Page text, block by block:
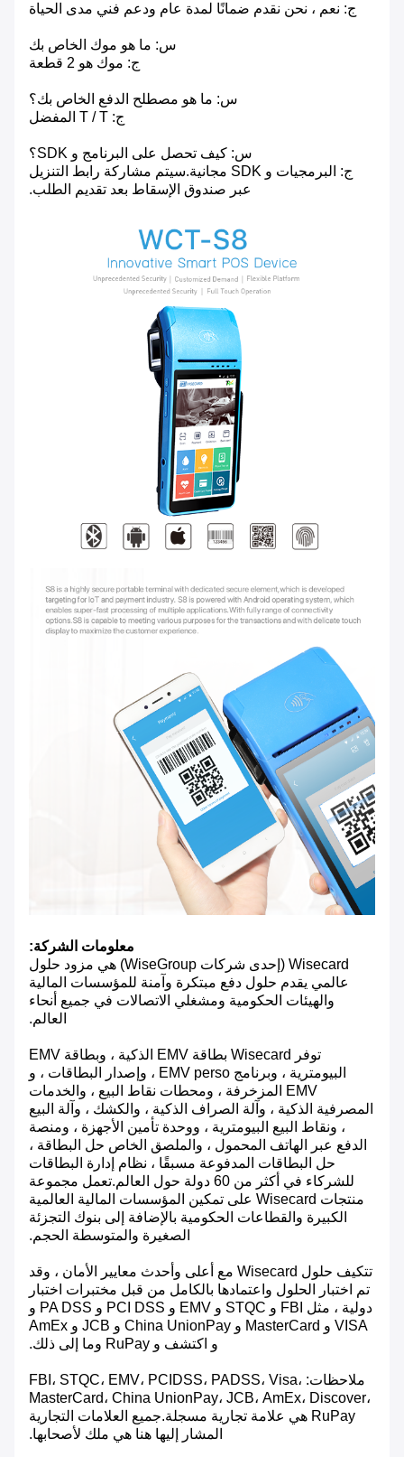
ج: نعم ، نحن نقدم ضمانًا لمدة عام ودعم فني مدى الحياة
س: ما هو موك الخاص بك
ج: موك هو 2 قطعة
س: ما هو مصطلح الدفع الخاص بك؟
ج: T / T المفضل
س: كيف تحصل على البرنامج و SDK؟
ج: البرمجيات و SDK مجانية.سيتم مشاركة رابط التنزيل
عبر صندوق الإسقاط بعد تقديم الطلب.
معلومات الشركة:
Wisecard (إحدى شركات WiseGroup) هي مزود حلول
عالمي يقدم حلول دفع مبتكرة وآمنة للمؤسسات المالية
والهيئات الحكومية ومشغلي الاتصالات في جميع أنحاء
العالم.
توفر Wisecard بطاقة EMV الذكية ، وبطاقة EMV
البيومترية ، وبرنامج EMV perso ، وإصدار البطاقات ، و
EMV المزخرفة ، ومحطات نقاط البيع ، والخدمات
المصرفية الذكية ، وآلة الصراف الذكية ، والكشك ، وآلة البيع
، ونقاط البيع البيومترية ، ووحدة تأمين الأجهزة ، ومنصة
الدفع عبر الهاتف المحمول ، والملصق الخاص حل البطاقة ،
حل البطاقات المدفوعة مسبقًا ، نظام إدارة البطاقات
للشركاء في أكثر من 60 دولة حول العالم.تعمل مجموعة
منتجات Wisecard على تمكين المؤسسات المالية العالمية
الكبيرة والقطاعات الحكومية بالإضافة إلى بنوك التجزئة
الصغيرة والمتوسطة الحجم.
تتكيف حلول Wisecard مع أعلى وأحدث معايير الأمان ، وقد
تم اختبار الحلول واعتمادها بالكامل من قبل مختبرات اختبار
دولية ، مثل FBI و STQC و EMV و PCI DSS و PA DSS و
VISA و MasterCard و China UnionPay و JCB و AmEx
و اكتشف و RuPay وما إلى ذلك.
ملاحظات: FBI، STQC، EMV، PCIDSS، PADSS، Visa،
MasterCard، China UnionPay، JCB، AmEx، Discover،
RuPay هي علامة تجارية مسجلة.جميع العلامات التجارية
المشار إليها هنا هي ملك لأصحابها.